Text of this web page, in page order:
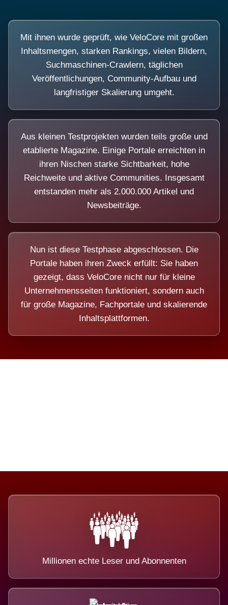
Mit ihnen wurde geprüft, wie VeloCore mit großen
Inhaltsmengen, starken Rankings, vielen Bildern,
Suchmaschinen-Crawlern, täglichen
Veröffentlichungen, Community-Aufbau und
langfristiger Skalierung umgeht.
Aus kleinen Testprojekten wurden teils große und
etablierte Magazine. Einige Portale erreichten in
ihren Nischen starke Sichtbarkeit, hohe
Reichweite und aktive Communities. Insgesamt
entstanden mehr als 2.000.000 Artikel und
Newsbeiträge.
Nun ist diese Testphase abgeschlossen. Die
Portale haben ihren Zweck erfüllt: Sie haben
gezeigt, dass VeloCore nicht nur für kleine
Unternehmensseiten funktioniert, sondern auch
für große Magazine, Fachportale und skalierende
Inhaltsplattformen.
Millionen echte Leser und Abonnenten